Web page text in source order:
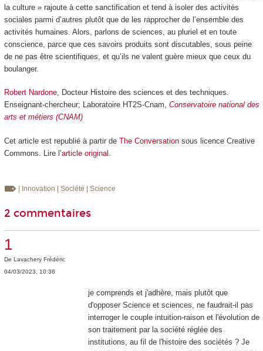
la culture » rajoute à cette sanctification et tend à isoler des activités
sociales parmi d’autres plutôt que de les rapprocher de l’ensemble des
activités humaines. Alors, parlons de sciences, au pluriel et en toute
conscience, parce que ces savoirs produits sont discutables, sous peine
de ne pas être scientifiques, et qu’ils ne valent guère mieux que ceux du
boulanger.
Robert Nardone, Docteur Histoire des sciences et des techniques.
Enseignant-chercheur; Laboratoire HT2S-Cnam, Conservatoire national des
arts et métiers (CNAM)
Cet article est republié à partir de The Conversationsous licence Creative
Commons. Lire l’article original
| Innovation | Société | Science
2 commentaires
1
De Lavachery Frédéric
04/03/2023, 10:36
je comprends et j'adhère, mais plutôt que
d'opposer Science et sciences, ne faudrait-il pas
interroger le couple intuition-raison et l'évolution de
son traitement par la société réglée des
institutions, au fil de l'histoire des sociétés ? Je